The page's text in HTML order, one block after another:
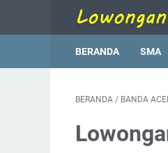
BERANDA SMA
BERANDA / BANDA